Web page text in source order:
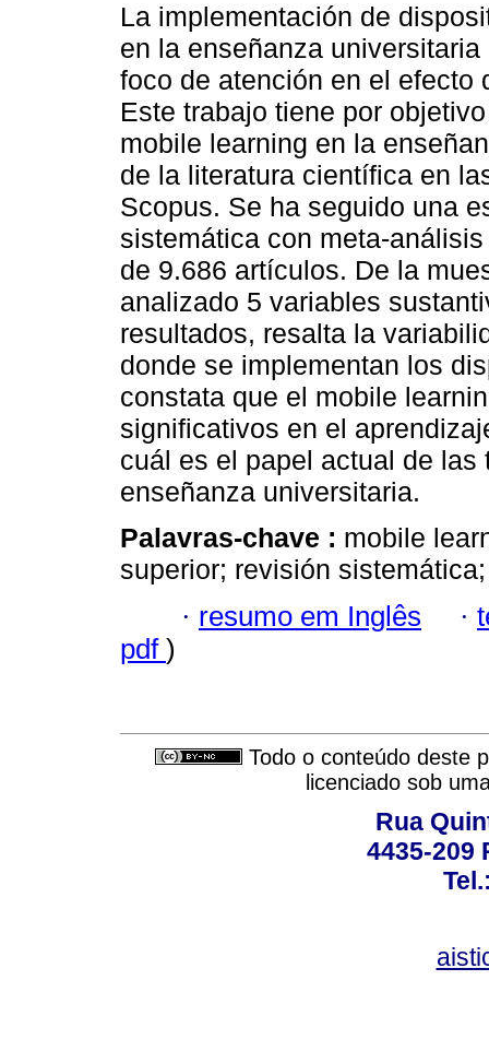
La implementación de
en la enseñanza
foco de atención en el efecto
Este trabajo tiene por
mobile learning en la
de la literatura científica en
Scopus. Se ha seguido una
sistemática con meta-
de 9.686 artículos. De la
analizado 5 variables
resultados, resalta la
donde se implementan los
constata que el mobile
significativos en el
cuál es el papel actual de
enseñanza universitaria.
Palavras-chave : mobile
superior; revisión
· resumo em Inglês ·
pdf )
Todo o conteúdo deste
licenciado sob
Rua
4435-209